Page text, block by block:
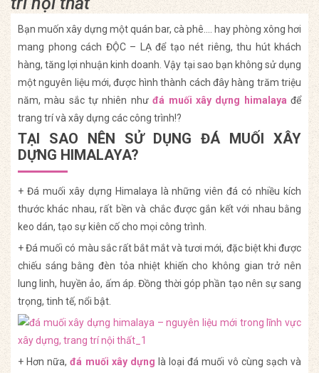
Bạn muốn xây dựng một quán bar, cà phê…. hay phòng xông hơi
mang phong cách ĐỘC – LẠ để tạo nét riêng, thu hút khách
hàng, tăng lợi nhuận kinh doanh. Vậy tại sao bạn không sử dụng
một nguyên liệu mới, được hình thành cách đây hàng trăm triệu
năm, màu sắc tự nhiên nhưđá muối xây dựng himalaya để
trang trí và xây dựng các công trình!?
TẠI SAO NÊN SỬ DỤNG ĐÁ MUỐI XÂY
DỰNG HIMALAYA?
+ Đá muối xây dựng Himalaya là những viên đá có nhiều kích
thước khác nhau, rất bền và chắc được gắn kết với nhau bằng
keo dán, tạo sự kiên cố cho mọi công trình.
+ Đá muối có màu sắc rất bắt mắt và tươi mới, đặc biệt khi được
chiếu sáng bằng đèn tỏa nhiệt khiến cho không gian trở nên
lung linh, huyền ảo, ấm áp. Đồng thời góp phần tạo nên sự sang
trọng, tinh tế, nổi bật.
+ Hơn nữa,đá muối xây dựng là loại đá muối vô cùng sạch và